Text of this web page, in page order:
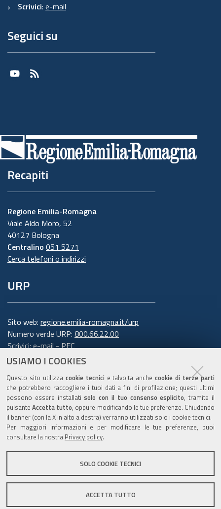
USIAMO I COOKIES
Questo sito utilizza cookie tecnici e talvolta anchecookie di terze parti
che potrebbero raccogliere i tuoi dati a fini di profilazione; questi ultimi
possono essere installatisolo con il tuo consenso esplicito, tramite il
pulsanteAccetta tutto, oppure modificando le tue preferenze. Chiudendo
il banner (con la X in alto a destra) verranno utilizzati solo i cookie tecnici.
Per maggiori informazioni e per modificare le tue preferenze, puoi
consultare la nostra Privacy policy.
SOLO COOKIE TECNICI
ACCETTA TUTTO
Scrivici: e-mail
Seguici su
Youtube
RSS
Recapiti
Regione Emilia-Romagna
Viale Aldo Moro, 52
40127 Bologna
Centralino 051 5271
Cerca telefoni o indirizzi
URP
Sito web: regione.emilia-romagna.it/urp
Numero verde URP: 800.66.22.00
Scrivici:e-mail-PEC
Trasparenza
Amministrazione trasparente
Note legali e copyright
Privacy e cookie
Gestisci i cookie
Dichiarazione di accessibilità